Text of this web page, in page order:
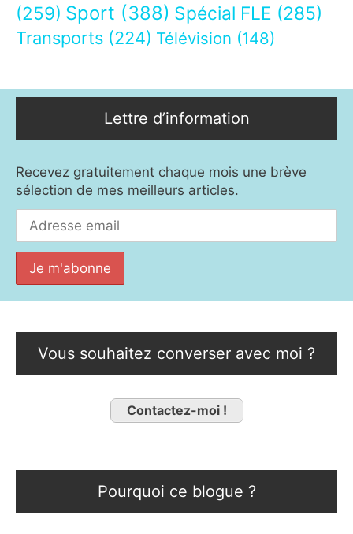
(259) Sport (388) Spécial FLE (285)
Transports (224) Télévision (148)
Lettre d’information
Recevez gratuitement chaque mois une brève
sélection de mes meilleurs articles.
Vous souhaitez converser avec moi ?
Contactez-moi !
Pourquoi ce blogue ?